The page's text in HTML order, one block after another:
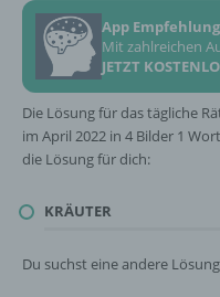
App
Mit zahlreichen
JETZT
Die Lösung für das tägliche
im April 2022 in 4 Bilder 1
die Lösung für dich:
KRÄUTER
Du suchst eine andere